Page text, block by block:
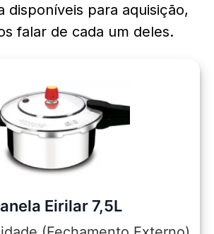
disponíveis para aquisição,
falar de cada um deles.
Eirilar 7,5L